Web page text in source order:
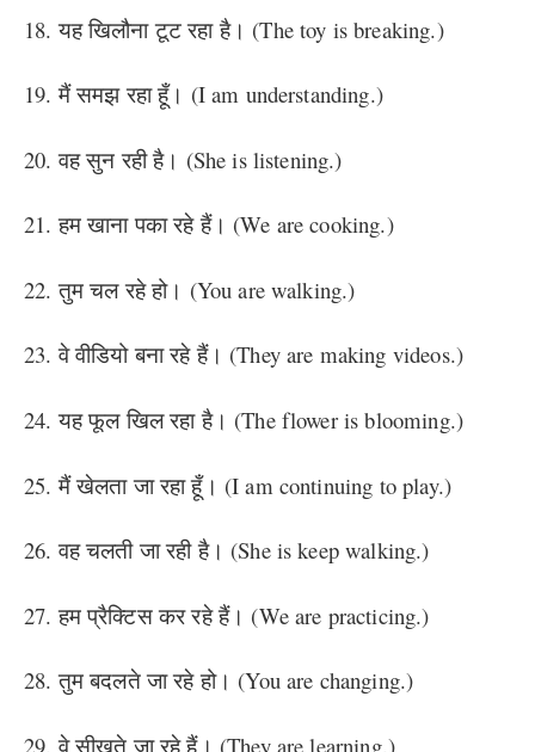
18. यह खिलौना टूट रहा है। (The toy is breaking.)
19. मैं समझ रहा हूँ। (I am understanding.)
20. वह सुन रही है। (She is listening.)
21. हम खाना पका रहे हैं। (We are cooking.)
22. तुम चल रहे हो। (You are walking.)
23. वे वीडियो बना रहे हैं। (They are making videos.)
24. यह फूल खिल रहा है। (The flower is blooming.)
25. मैं खेलता जा रहा हूँ। (I am continuing to play.)
26. वह चलती जा रही है। (She is keep walking.)
27. हम प्रैक्टिस कर रहे हैं। (We are practicing.)
28. तुम बदलते जा रहे हो। (You are changing.)
29. वे सीखते जा रहे हैं। (They are learning.)